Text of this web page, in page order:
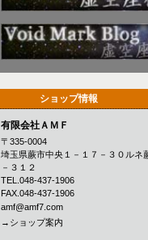
ショップ情報
有限会社ＡＭＦ
〒335-0004
埼玉県蕨市中央１－１７－３０ルネ
－３１２
TEL.048-437-1906
FAX.048-437-1906
amf@amf7.com
→ショップ案内